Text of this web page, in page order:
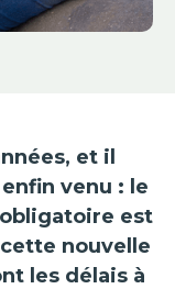
et il
venu : le
est
nouvelle
les délais à